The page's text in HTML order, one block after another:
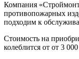
Компания
противопожарных
подходим к
Стоимость на
колеблится от от 3